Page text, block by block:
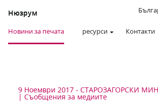
Нюзрум
Новини за печата ресурси Контакти
9 Ноември 2017 - СТАРОЗАГОРСКИ
Съобщения за медиите